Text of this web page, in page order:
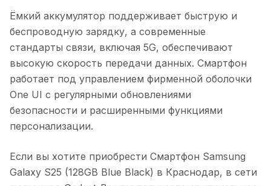
Ёмкий аккумулятор поддерживает быструю и
беспроводную зарядку, а современные
стандарты связи, включая 5G, обеспечивают
высокую скорость передачи данных. Смартфон
работает под управлением фирменной оболочки
One UI с регулярными обновлениями
безопасности и расширенными функциями
персонализации.
Если вы хотите приобрести Смартфон Samsung
Galaxy S25 (128GB Blue Black) в Краснодар, в сети